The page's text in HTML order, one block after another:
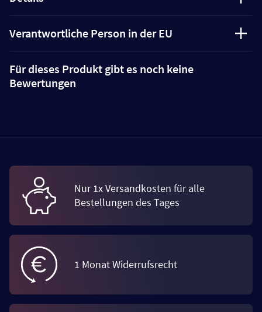
Verantwortliche Person in der EU
Für dieses Produkt gibt es noch keine
Bewertungen
Nur 1x Versandkosten für alle
Bestellungen des Tages
1 Monat Widerrufsrecht